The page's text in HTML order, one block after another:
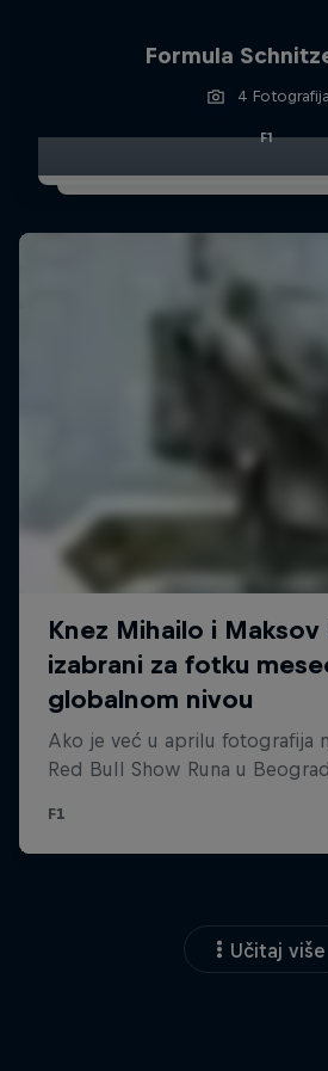
Formula
4 Fotografija
F1
Učitaj više